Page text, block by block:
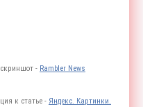
- Rambler News
к статье - Яндекс. Картинки.